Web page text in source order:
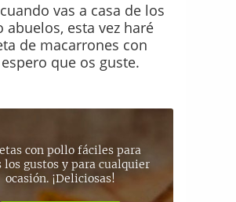
vas a casa de los
abuelos, esta vez haré
de macarrones con
que os guste.
con pollo fáciles para
los gustos y para cualquier
ocasión. ¡Deliciosas!